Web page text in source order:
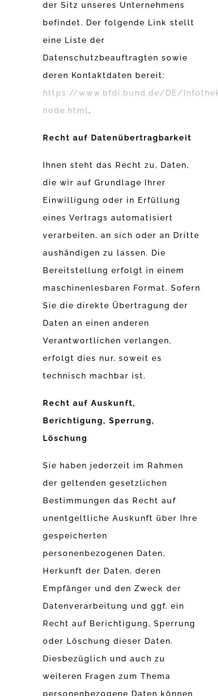
der Sitz unseres Unternehmens
befindet. Der folgende Link stellt
eine Liste der
Datenschutzbeauftragten sowie
deren Kontaktdaten bereit:
https://www.bfdi.bund.de/DE/
node.html.
Recht auf Datenübertragbarkeit
Ihnen steht das Recht zu, Daten,
die wir auf Grundlage Ihrer
Einwilligung oder in Erfüllung
eines Vertrags automatisiert
verarbeiten, an sich oder an Dritte
aushändigen zu lassen. Die
Bereitstellung erfolgt in einem
maschinenlesbaren Format. Sofern
Sie die direkte Übertragung der
Daten an einen anderen
Verantwortlichen verlangen,
erfolgt dies nur, soweit es
technisch machbar ist.
Recht auf Auskunft,
Berichtigung, Sperrung,
Löschung
Sie haben jederzeit im Rahmen
der geltenden gesetzlichen
Bestimmungen das Recht auf
unentgeltliche Auskunft über Ihre
gespeicherten
personenbezogenen Daten,
Herkunft der Daten, deren
Empfänger und den Zweck der
Datenverarbeitung und ggf. ein
Recht auf Berichtigung, Sperrung
oder Löschung dieser Daten.
Diesbezüglich und auch zu
weiteren Fragen zum Thema
personenbezogene Daten können